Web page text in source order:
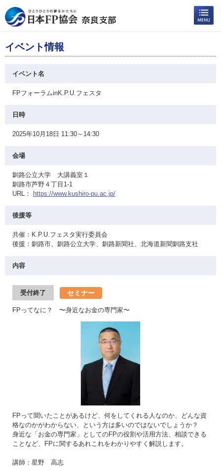
イベント情報
イベント名
FPフォーラムinK.P.U.フェスタ
日時
2025年10月18日 11:30～14:30
会場
釧路公立大学 大講義室１
釧路市芦野４丁目1-1
URL：
https://www.kushiro-pu.ac.jp/
後援等
共催：K.P.U.フェスタ実行委員会
後援：釧路市、釧路公立大学、釧路新聞社、北海道新聞釧路支社
内容
受付終了 セミナー
FPってなに？ 〜身近なお金の専門家〜
FPって聞いたことがあるけど、何をしてくれる人なのか、どんな資
格なのかがわからない、という方は多いのではないでしょうか？
身近な「お金の専門家」としてのFPの役割や活用方法、相談できる
ことなど、FPに関するあれこれをわかりやすく解説します。
講師：星野 高志